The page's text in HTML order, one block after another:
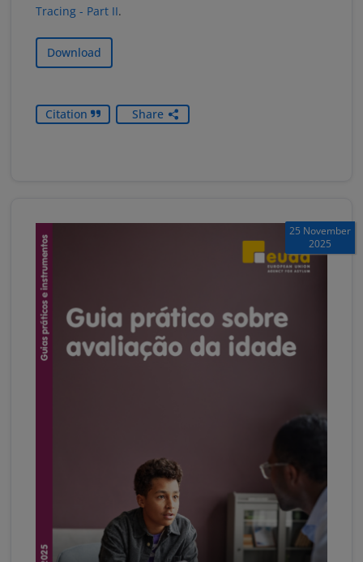
Tracing - Part II.
Download
Citation Share
25 November
2025